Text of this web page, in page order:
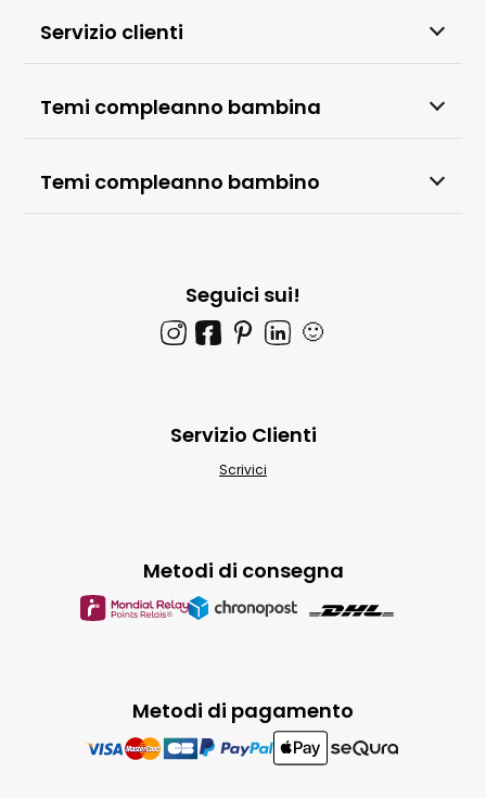
Servizio clienti
Temi compleanno bambina
Temi compleanno bambino
Seguici sui!
🙂
Metodi di pagamento
Metodi di consegna
Servizio Clienti
Scrivici